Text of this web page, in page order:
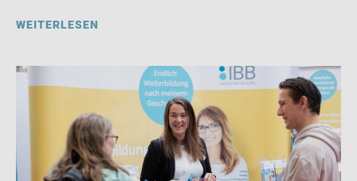
WEITERLESEN